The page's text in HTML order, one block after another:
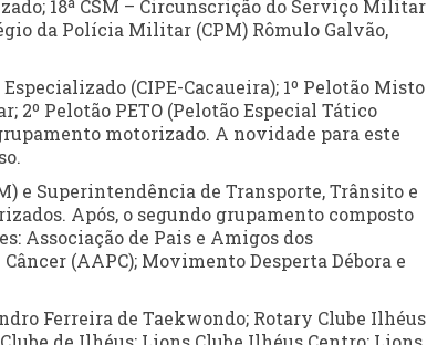
18ª CSM – Circunscrição do Serviço Militar
da Polícia Militar (CPM) Rômulo Galvão,
(CIPE-Cacaueira); 1º Pelotão Misto
2º Pelotão PETO (Pelotão Especial Tático
motorizado. A novidade para este
e Superintendência de Transporte, Trânsito e
Após, o segundo grupamento composto
Associação de Pais e Amigos dos
(AAPC); Movimento Desperta Débora e
Ferreira de Taekwondo; Rotary Clube Ilhéus